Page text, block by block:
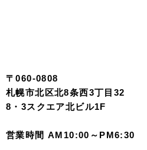
〒060-0808
札幌市北区北8条西3丁目32
8・3スクエア北ビル1F
営業時間 AM10:00～PM6:30